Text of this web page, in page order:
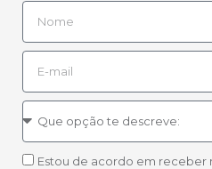
Estou de acordo em receber